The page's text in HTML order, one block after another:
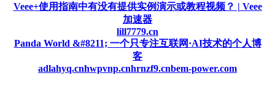
Veee+使用指南中有没有提供实例演示或教程视频？ | Veee
加速器
lill7779.cn
Panda World &#8211; 一个只专注互联网·AI技术的个人博
客
adlahyq.cnhwpvnp.cnhrnzf9.cnbem-power.com